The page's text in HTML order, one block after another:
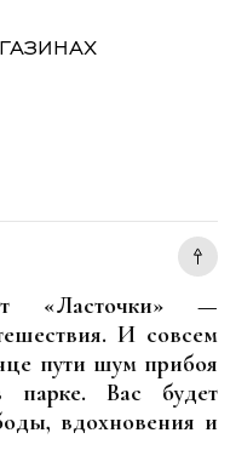
«Ласточки» —
И совсем
пути шум прибоя
Вас будет
вдохновения и